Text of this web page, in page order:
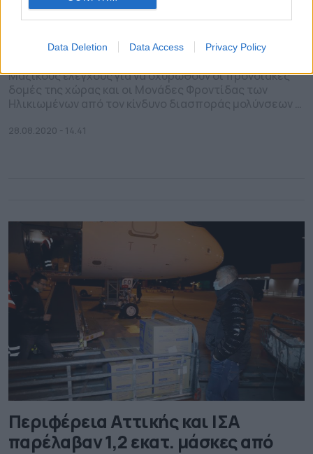
Data Deletion Data Access Privacy Policy
Μαζικοί έλεγχοι σε Μονάδες
Δομές
Μαζικούς ελέγχους για να οχυρωθούν οι προνοιακές
Αττικής σε συνεργασία με τον ΕΟΔΥ, με απόφαση που
28.08.2020 - 14.41
Περιφέρεια Αττικής και ΙΣΑ
παρέλαβαν 1,2 εκατ. μάσκες από